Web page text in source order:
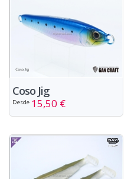
Coso Jig
Desde 15,50 €